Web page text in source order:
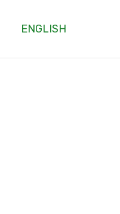
ENGLISH